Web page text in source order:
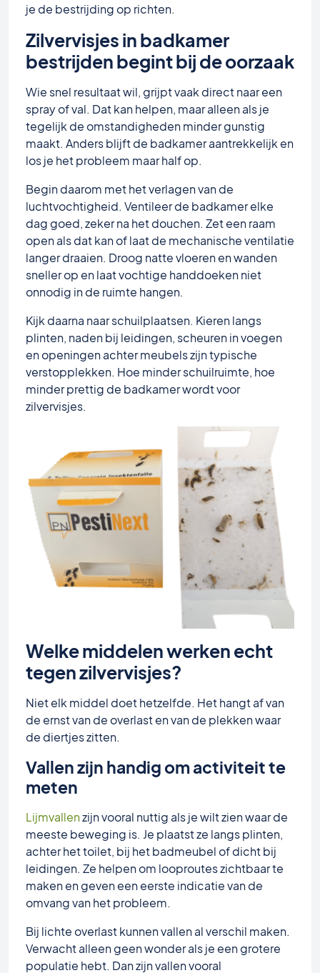
je de bestrijding op richten.
Zilvervisjes in badkamer
bestrijden begint bij de oorzaak
Wie snel resultaat wil, grijpt vaak direct naar een
spray of val. Dat kan helpen, maar alleen als je
tegelijk de omstandigheden minder gunstig
maakt. Anders blijft de badkamer aantrekkelijk en
los je het probleem maar half op.
Begin daarom met het verlagen van de
luchtvochtigheid. Ventileer de badkamer elke
dag goed, zeker na het douchen. Zet een raam
open als dat kan of laat de mechanische ventilatie
langer draaien. Droog natte vloeren en wanden
sneller op en laat vochtige handdoeken niet
onnodig in de ruimte hangen.
Kijk daarna naar schuilplaatsen. Kieren langs
plinten, naden bij leidingen, scheuren in voegen
en openingen achter meubels zijn typische
verstopplekken. Hoe minder schuilruimte, hoe
minder prettig de badkamer wordt voor
zilvervisjes.
Welke middelen werken echt
tegen zilvervisjes?
Niet elk middel doet hetzelfde. Het hangt af van
de ernst van de overlast en van de plekken waar
de diertjes zitten.
Vallen zijn handig om activiteit te
meten
Lijmvallenzijn vooral nuttig als je wilt zien waar de
meeste beweging is. Je plaatst ze langs plinten,
achter het toilet, bij het badmeubel of dicht bij
leidingen. Ze helpen om looproutes zichtbaar te
maken en geven een eerste indicatie van de
omvang van het probleem.
Bij lichte overlast kunnen vallen al verschil maken.
Verwacht alleen geen wonder als je een grotere
populatie hebt. Dan zijn vallen vooral